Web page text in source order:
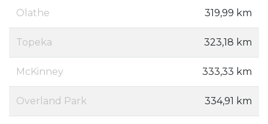
Olathe 319,99 km
Topeka 323,18 km
McKinney 333,33 km
Overland Park 334,91 km